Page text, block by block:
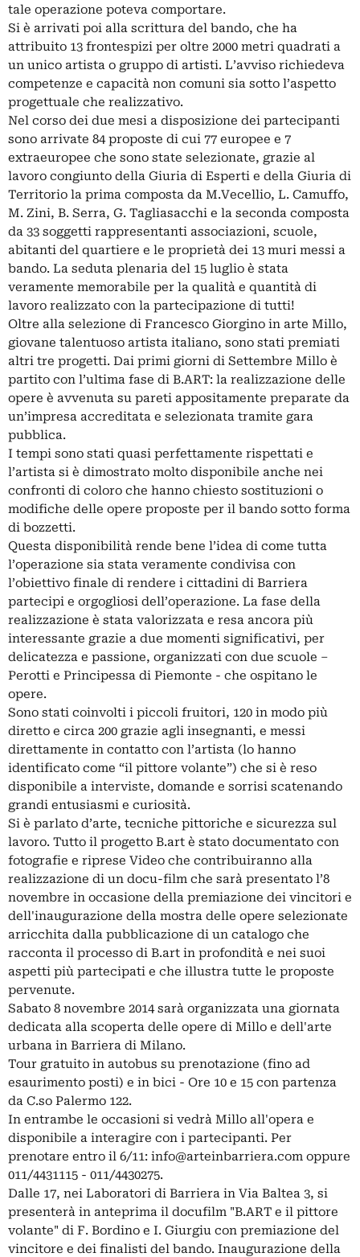
tale operazione poteva comportare.
Si è arrivati poi alla scrittura del bando, che ha
attribuito 13 frontespizi per oltre 2000 metri quadrati a
un unico artista o gruppo di artisti. L’avviso richiedeva
competenze e capacità non comuni sia sotto l’aspetto
progettuale che realizzativo.
Nel corso dei due mesi a disposizione dei partecipanti
sono arrivate 84 proposte di cui 77 europee e 7
extraeuropee che sono state selezionate, grazie al
lavoro congiunto della Giuria di Esperti e della Giuria di
Territorio la prima composta da M.Vecellio, L. Camuffo,
M. Zini, B. Serra, G. Tagliasacchi e la seconda composta
da 33 soggetti rappresentanti associazioni, scuole,
abitanti del quartiere e le proprietà dei 13 muri messi a
bando. La seduta plenaria del 15 luglio è stata
veramente memorabile per la qualità e quantità di
lavoro realizzato con la partecipazione di tutti!
Oltre alla selezione di Francesco Giorgino in arte Millo,
giovane talentuoso artista italiano, sono stati premiati
altri tre progetti. Dai primi giorni di Settembre Millo è
partito con l’ultima fase di B.ART: la realizzazione delle
opere è avvenuta su pareti appositamente preparate da
un’impresa accreditata e selezionata tramite gara
pubblica.
I tempi sono stati quasi perfettamente rispettati e
l’artista si è dimostrato molto disponibile anche nei
confronti di coloro che hanno chiesto sostituzioni o
modifiche delle opere proposte per il bando sotto forma
di bozzetti.
Questa disponibilità rende bene l’idea di come tutta
l’operazione sia stata veramente condivisa con
l’obiettivo finale di rendere i cittadini di Barriera
partecipi e orgogliosi dell’operazione. La fase della
realizzazione è stata valorizzata e resa ancora più
interessante grazie a due momenti significativi, per
delicatezza e passione, organizzati con due scuole –
Perotti e Principessa di Piemonte - che ospitano le
opere.
Sono stati coinvolti i piccoli fruitori, 120 in modo più
diretto e circa 200 grazie agli insegnanti, e messi
direttamente in contatto con l’artista (lo hanno
identificato come “il pittore volante”) che si è reso
disponibile a interviste, domande e sorrisi scatenando
grandi entusiasmi e curiosità.
Si è parlato d’arte, tecniche pittoriche e sicurezza sul
lavoro. Tutto il progetto B.art è stato documentato con
fotografie e riprese Video che contribuiranno alla
realizzazione di un docu-film che sarà presentato l’8
novembre in occasione della premiazione dei vincitori e
dell'inaugurazione della mostra delle opere selezionate
arricchita dalla pubblicazione di un catalogo che
racconta il processo di B.art in profondità e nei suoi
aspetti più partecipati e che illustra tutte le proposte
pervenute.
Sabato 8 novembre 2014 sarà organizzata una giornata
dedicata alla scoperta delle opere di Millo e dell'arte
urbana in Barriera di Milano.
Tour gratuito in autobus su prenotazione (fino ad
esaurimento posti) e in bici - Ore 10 e 15 con partenza
da C.so Palermo 122.
In entrambe le occasioni si vedrà Millo all'opera e
disponibile a interagire con i partecipanti. Per
prenotare entro il 6/11: info@arteinbarriera.com oppure
011/4431115 - 011/4430275.
Dalle 17, nei Laboratori di Barriera in Via Baltea 3, si
presenterà in anteprima il docufilm "B.ART e il pittore
volante" di F. Bordino e I. Giurgiu con premiazione del
vincitore e dei finalisti del bando. Inaugurazione della